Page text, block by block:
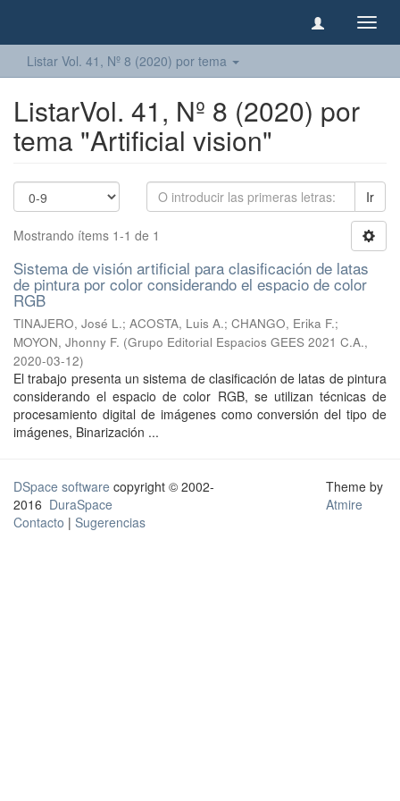
Listar Vol. 41, Nº 8 (2020) por tema
ListarVol. 41, Nº 8 (2020) por
tema "Artificial vision"
Ir
Mostrando ítems 1-1 de 1
Sistema de visión artificial para clasificación de latas
de pintura por color considerando el espacio de color
RGB
TINAJERO, José L.; ACOSTA, Luis A.; CHANGO, Erika F.;
MOYON, Jhonny F. (Grupo Editorial Espacios GEES 2021 C.A.,
2020-03-12)
El trabajo presenta un sistema de clasificación de latas de pintura
considerando el espacio de color RGB, se utilizan técnicas de
procesamiento digital de imágenes como conversión del tipo de
imágenes, Binarización ...
DSpace software copyright © 2002-
2016 DuraSpace
Contacto | Sugerencias
Theme by
Atmire